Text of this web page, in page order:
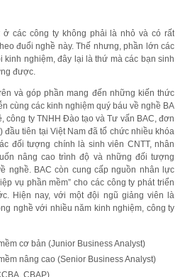
ở các công ty không phải là nhỏ và có rất
đuổi nghề này. Thế nhưng, phần lớn các
kinh nghiệm, đây lại là thứ mà các bạn sinh
được.
và góp phần mang đến những kiến thức
cùng các kinh nghiệm quý báu về nghề BA
công ty TNHH Đào tạo và Tư vấn BAC, đơn
đầu tiên tại Việt Nam đã tổ chức nhiều khóa
đối tượng chính là sinh viên CNTT, nhân
nâng cao trình độ và những đối tượng
nghề. BAC còn cung cấp nguồn nhân lực
vụ phần mềm” cho các công ty phát triển
Hiện nay, với một đội ngũ giảng viên là
nghề với nhiều năm kinh nghiệm, công ty
cơ bản (Junior Business Analyst)
nâng cao (Senior Business Analyst)
CBAP)